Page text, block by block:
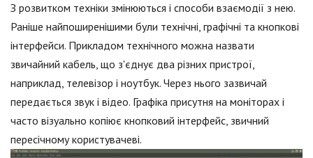
З розвитком техніки змінюються і способи взаємодії з нею.
Раніше найпоширенішими були технічні, графічні та кнопкові
інтерфейси. Прикладом технічного можна назвати
звичайний кабель, що з'єднує два різних пристрої,
наприклад, телевізор і ноутбук. Через нього зазвичай
передається звук і відео. Графіка присутня на моніторах і
часто візуально копіює кнопковий інтерфейс, звичний
пересічному користувачеві.